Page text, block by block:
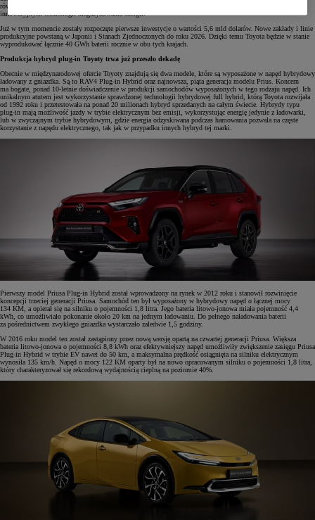
również w baterie bipolarne, testuje system wymiennych baterii do pojazdów użytkowych oraz poszukuje
innowacyjnych technologii magazynowania energii.
Już w tym momencie zostały rozpoczęte pierwsze inwestycje o wartości 5,6 mld dolarów. Nowe zakłady i linie
produkcyjne powstaną w Japonii i Stanach Zjednoczonych do roku 2026. Dzięki temu Toyota będzie w stanie
wyprodukować łącznie 40 GWh baterii rocznie w obu tych krajach.
Produkcja hybryd plug-in Toyoty trwa już przeszło dekadę
Obecnie w międzynarodowej ofercie Toyoty znajdują się dwa modele, które są wyposażone w napęd hybrydowy
ładowany z gniazdka. Są to RAV4 Plug-in Hybrid oraz najnowsza, piąta generacja modelu Prius. Koncern
ma bogate, ponad 10-letnie doświadczenie w produkcji samochodów wyposażonych w tego rodzaju napęd. Ich
unikalnym atutem jest wykorzystanie sprawdzonej technologii hybrydowej full hybrid, którą Toyota rozwijała
od 1992 roku i przetestowała na ponad 20 milionach hybryd sprzedanych na całym świecie. Hybrydy typu
plug-in mają możliwość jazdy w trybie elektrycznym bez emisji, wykorzystując energię jedynie z ładowarki,
lub w zwyczajnym trybie hybrydowym, gdzie energia odzyskiwana podczas hamowania pozwala na częste
korzystanie z napędu elektrycznego, tak jak w przypadku innych hybryd tej marki.
Pierwszy model Priusa Plug-in Hybrid został wprowadzony na rynek w 2012 roku i stanowił rozwinięcie
koncepcji trzeciej generacji Priusa. Samochód ten był wyposażony w hybrydowy napęd o łącznej mocy
134 KM, a opierał się na silniku o pojemności 1,8 litra. Jego bateria litowo-jonowa miała pojemność 4,4
kWh, co umożliwiało pokonanie około 20 km na jednym ładowaniu. Do pełnego naładowania baterii
za pośrednictwem zwykłego gniazdka wystarczało zaledwie 1,5 godziny.
W 2016 roku model ten został zastąpiony przez nową wersję opartą na czwartej generacji Priusa. Większa
bateria litowo-jonowa o pojemności 8,8 kWh oraz efektywniejszy napęd umożliwiły zwiększenie zasięgu Priusa
Plug-in Hybrid w trybie EV nawet do 50 km, a maksymalna prędkość osiągnięta na silniku elektrycznym
wynosiła 135 km/h. Napęd o mocy 122 KM oparty był na nowo opracowanym silniku o pojemności 1,8 litra,
który charakteryzował się rekordową wydajnością cieplną na poziomie 40%.